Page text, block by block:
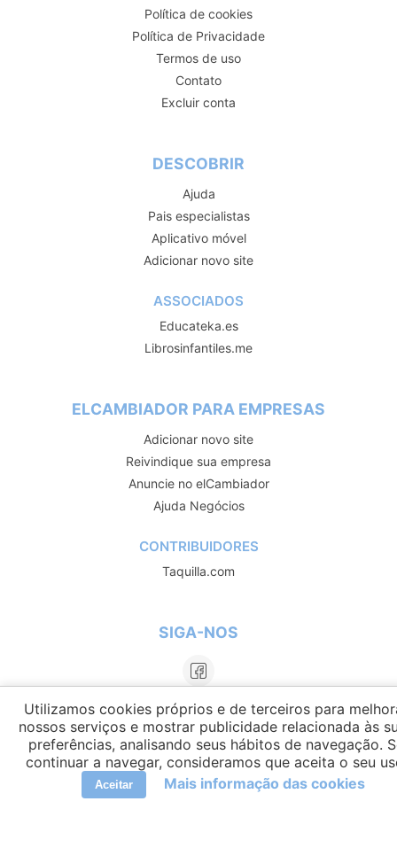
Política de cookies
Política de Privacidade
Termos de uso
Contato
Excluir conta
DESCOBRIR
Ajuda
Pais especialistas
Aplicativo móvel
Adicionar novo site
ASSOCIADOS
Educateka.es
Librosinfantiles.me
ELCAMBIADOR PARA EMPRESAS
Adicionar novo site
Reivindique sua empresa
Anuncie no elCambiador
Ajuda Negócios
CONTRIBUIDORES
Taquilla.com
SIGA-NOS
Utilizamos cookies próprios e de terceiros para
nossos serviços e mostrar publicidade relacionada às
preferências, analisando seus hábitos de navegação.
continuar a navegar, consideramos que aceita o seu
Aceitar Mais informação das cookies